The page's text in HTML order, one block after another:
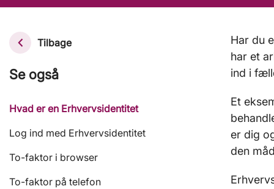
Tilbage
Se også
Hvad er en Erhvervsidentitet
Log ind med Erhvervsidentitet
To-faktor i browser
To-faktor på telefon
Har du
har et
ind i
Et
er dig
den